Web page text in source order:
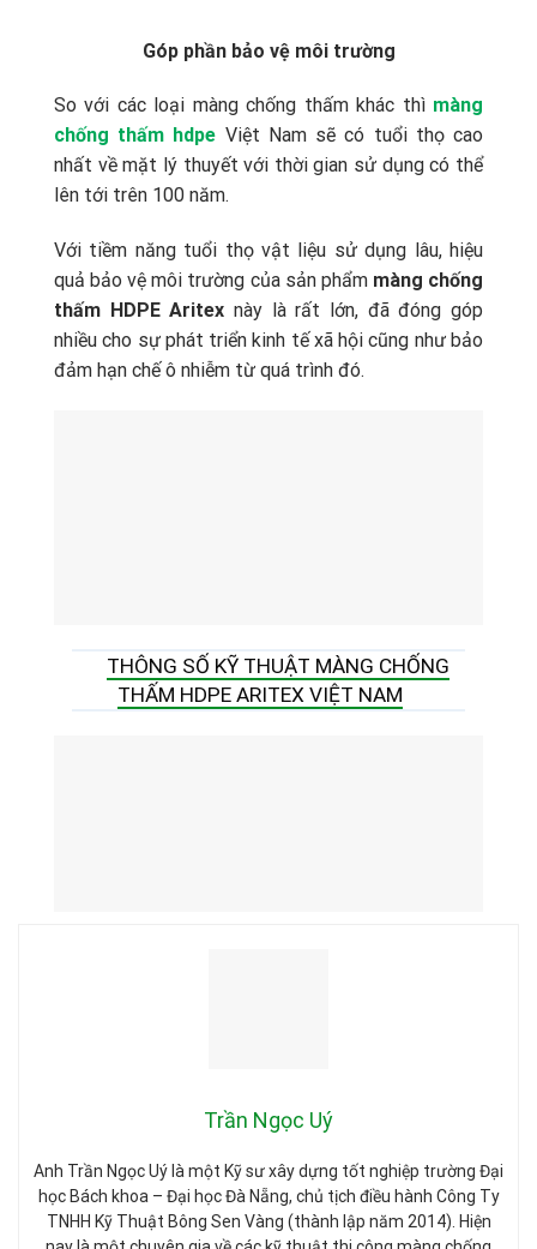
Góp phần bảo vệ môi trường
So với các loại màng chống thấm khác thì màng
chống thấm hdpe Việt Nam sẽ có tuổi thọ cao
nhất về mặt lý thuyết với thời gian sử dụng có thể
lên tới trên 100 năm.
Với tiềm năng tuổi thọ vật liệu sử dụng lâu, hiệu
quả bảo vệ môi trường của sản phẩm màng chống
thấm HDPE Aritex này là rất lớn, đã đóng góp
nhiều cho sự phát triển kinh tế xã hội cũng như bảo
đảm hạn chế ô nhiễm từ quá trình đó.
THÔNG SỐ KỸ THUẬT MÀNG CHỐNG
THẤM HDPE ARITEX VIỆT NAM
Trần Ngọc Uý
Anh Trần Ngọc Uý là một Kỹ sư xây dựng tốt nghiệp trường Đại
học Bách khoa – Đại học Đà Nẵng, chủ tịch điều hành Công Ty
TNHH Kỹ Thuật Bông Sen Vàng (thành lập năm 2014). Hiện